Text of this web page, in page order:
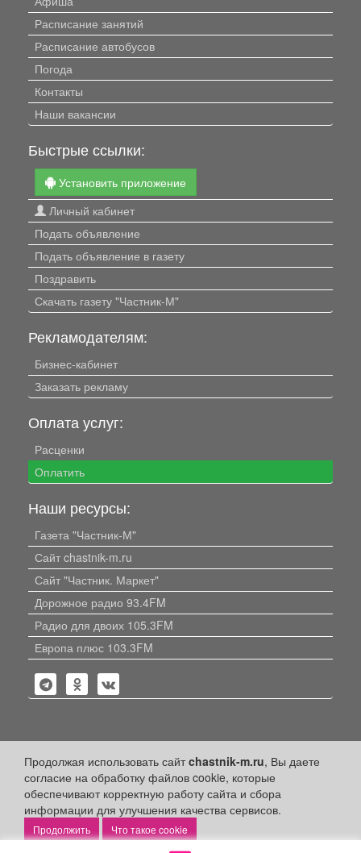
Продолжая использовать сайтchastnik-m.ru, Вы даете
согласие на обработку файлов cookie, которые
обеспечивают корректную работу сайта и сбора
информации для улучшения качества сервисов.
Что такое cookie
Расписание занятий
Расписание автобусов
Погода
Контакты
Наши вакансии
Быстрые ссылки:
Установить приложение
Личный кабинет
Подать объявление
Подать объявление в газету
Поздравить
Скачать газету "Частник-М"
Рекламодателям:
Бизнес-кабинет
Заказать рекламу
Оплата услуг:
Расценки
Оплатить
Наши ресурсы:
Газета "Частник-М"
Сайт chastnik-m.ru
Сайт "Частник. Маркет"
Дорожное радио 93.4FM
Радио для двоих 105.3FM
Европа плюс 103.3FM
Политика конфиденциальности
Публикации с пометкой «Реклама», «На правах рекламы»,
«Партнёрский проект» оплачены рекламодателем.
Редакция сайта не несет ответственности за достоверность
информации, содержащейся в рекламных материалах и
объявлениях.